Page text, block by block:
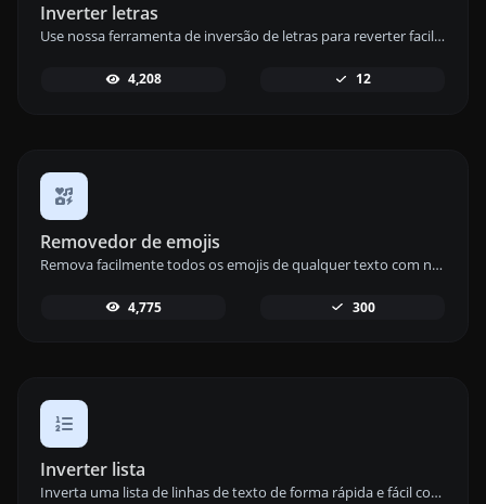
Inverter letras
Use nossa ferramenta de inversão de letras para reverter facilmente as letras em qualquer frase ou parágrafo para manipulação criativa de texto.
4,208 12
Removedor de emojis
Remova facilmente todos os emojis de qualquer texto com nossa ferramenta de remoção de emojis para um conteúdo limpo e sem emojis.
4,775 300
Inverter lista
Inverta uma lista de linhas de texto de forma rápida e fácil com nossa ferramenta de reversão de lista para uma gestão de conteúdo eficiente.